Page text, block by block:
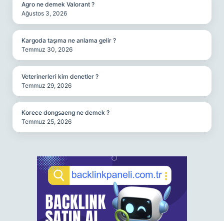
Agro ne demek Valorant ?
Ağustos 3, 2026
Kargoda taşıma ne anlama gelir ?
Temmuz 30, 2026
Veterinerleri kim denetler ?
Temmuz 29, 2026
Korece dongsaeng ne demek ?
Temmuz 25, 2026